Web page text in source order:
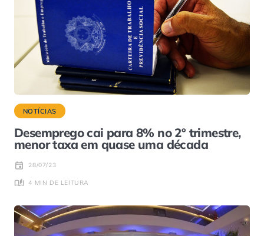
NOTÍCIAS
Desemprego cai para 8% no 2º trimestre,
menor taxa em quase uma década
28/07/23
4 MIN DE LEITURA